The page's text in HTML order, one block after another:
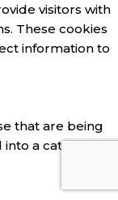
visitors with
These cookies
information to
that are being
into a category